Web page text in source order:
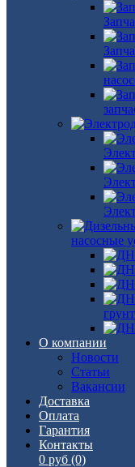
насосные
О компании
Новости
Статьи
Вакансии
Доставка
Оплата
Гарантия
Контакты
0 руб (0)